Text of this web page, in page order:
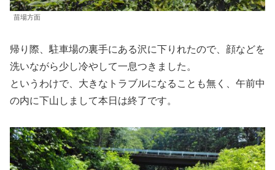
苗場方面
帰り際、駐車場の裏手にある沢に下りれたので、顔などを
洗いながら少し冷やして一息つきました。
というわけで、大きなトラブルになることも無く、午前中
の内に下山しまして本日は終了です。